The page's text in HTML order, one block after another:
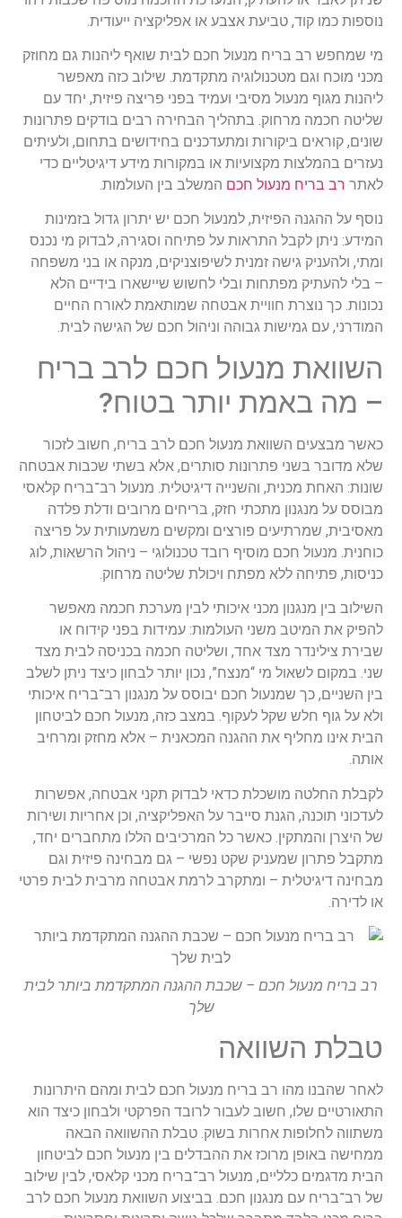
כמו קוד, טביעת אצבע או אפליקציה ייעודית.
שמחפש רב בריח מנעול חכם לבית שואף ליהנות גם מחוזק
מוכח וגם מטכנולוגיה מתקדמת. שילוב כזה מאפשר
מגוף מנעול מסיבי ועמיד בפני פריצה פיזית, יחד עם
חכמה מרחוק. בתהליך הבחירה רבים בודקים פתרונות
קוראים ביקורות ומתעדכנים בחידושים בתחום, ולעיתים
בהמלצות מקצועיות או במקורות מידע דיגיטליים כדי
רב בריח מנעול חכםהמשלב בין העולמות.
על ההגנה הפיזית, למנעול חכם יש יתרון גדול בזמינות
ניתן לקבל התראות על פתיחה וסגירה, לבדוק מי נכנס
ולהעניק גישה זמנית לשיפוצניקים, מנקה או בני משפחה
בלי להעתיק מפתחות ובלי לחשוש שיישארו בידיים הלא
כך נוצרת חוויית אבטחה שמותאמת לאורח החיים
עם גמישות גבוהה וניהול חכם של הגישה לבית.
מנעול חכם לרב בריח
מה באמת יותר בטוח?
מבצעים השוואת מנעול חכם לרב בריח, חשוב לזכור
מדובר בשני פתרונות סותרים, אלא בשתי שכבות אבטחה
האחת מכנית, והשנייה דיגיטלית. מנעול רב־בריח קלאסי
על מנגנון מתכתי חזק, בריחים מרובים ודלת פלדה
שמרתיעים פורצים ומקשים משמעותית על פריצה
מנעול חכם מוסיף רובד טכנולוגי – ניהול הרשאות, לוג
פתיחה ללא מפתח ויכולת שליטה מרחוק.
בין מנגנון מכני איכותי לבין מערכת חכמה מאפשר
את המיטב משני העולמות: עמידות בפני קידוח או
צילינדר מצד אחד, ושליטה חכמה בכניסה לבית מצד
במקום לשאול מי “מנצח”, נכון יותר לבחון כיצד ניתן לשלב
השניים, כך שמנעול חכם יבוסס על מנגנון רב־בריח איכותי
על גוף חלש שקל לעקוף. במצב כזה, מנעול חכם לביטחון
אינו מחליף את ההגנה המכאנית – אלא מחזק ומרחיב
החלטה מושכלת כדאי לבדוק תקני אבטחה, אפשרות
תוכנה, הגנת סייבר על האפליקציה, וכן אחריות ושירות
היצרן והמתקין. כאשר כל המרכיבים הללו מתחברים יחד,
פתרון שמעניק שקט נפשי – גם מבחינה פיזית וגם
דיגיטלית – ומתקרב לרמת אבטחה מרבית לבית פרטי
לדירה.
רב בריח מנעול חכם – שכבת ההגנה המתקדמת ביותר לבית
שלך
השוואה
שהבנו מהו רב בריח מנעול חכם לבית ומהם היתרונות
שלו, חשוב לעבור לרובד הפרקטי ולבחון כיצד הוא
לחלופות אחרות בשוק. טבלת ההשוואה הבאה
באופן מרוכז את ההבדלים בין מנעול חכם לביטחון
מדגמים כלליים, מנעול רב־בריח מכני קלאסי, לבין שילוב
רב־בריח עם מנגנון חכם. בביצוע השוואת מנעול חכם לרב